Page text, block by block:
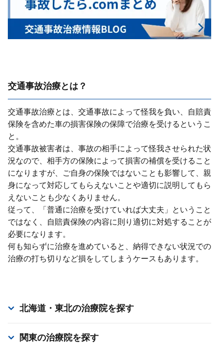
交通事故治療とは？
交通事故治療とは、交通事故によって怪我を負い、⾃賠責
保険を含めた⾞の損害保険の保障で治療を受けるというこ
と。
交通事故被害者は、事故の相⼿によって怪我させられた状
況なので、相⼿⽅の保険によって損害の補償を受けること
になりますが、ご⾃⾝の保険ではないことも影響して、親
⾝になって対応してもらえないことや適切に説明してもら
えないことも少なくありません。
従って、「普通に治療を受けていれば⼤丈夫」ということ
ではなく、⾃賠責保険の内容に則り適切に対処することが
必要になります。
何も知らずに治療を進めていると、納得できない状況での
治療の打ち切りなど損をしてしまうケースもあります。
北海道・東北の治療院を探す
関東の治療院を探す